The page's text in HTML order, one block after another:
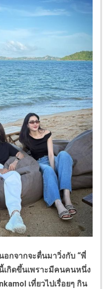
จากจะตื่นมาวิ่งกับ “พี่
เกิดขึ้นเพราะมีคนคนหนึ่ง
เที่ยวไปเรื่อยๆ กิน